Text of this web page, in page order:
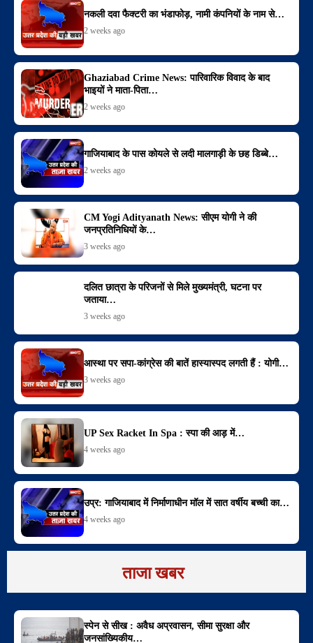
नकली दवा फैक्टरी का भंडाफोड़, नामी कंपनियों के नाम से…
2 weeks ago
Ghaziabad Crime News: पारिवारिक विवाद के बाद
भाइयों ने माता-पिता…
2 weeks ago
गाजियाबाद के पास कोयले से लदी मालगाड़ी के छह डिब्बे…
2 weeks ago
CM Yogi Adityanath News: सीएम योगी ने की
जनप्रतिनिधियों के…
3 weeks ago
दलित छात्रा के परिजनों से मिले मुख्यमंत्री, घटना पर
जताया…
3 weeks ago
आस्था पर सपा-कांग्रेस की बातें हास्यास्पद लगती हैं : योगी…
3 weeks ago
UP Sex Racket In Spa : स्पा की आड़ में…
4 weeks ago
उप्र: गाजियाबाद में निर्माणाधीन मॉल में सात वर्षीय बच्ची का…
4 weeks ago
ताजा खबर
स्पेन से सीख : अवैध अप्रवासन, सीमा सुरक्षा और
जनसांख्यिकीय…